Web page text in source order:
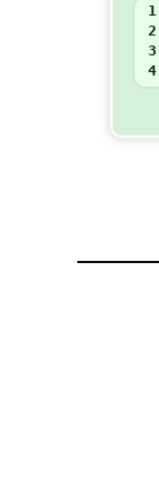
1
2
3
4